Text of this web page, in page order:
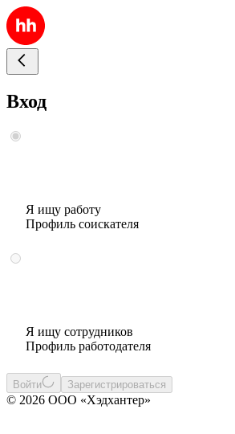
Вход
Я ищу работу
Профиль соискателя
Я ищу сотрудников
Профиль работодателя
Войти Зарегистрироваться
© 2026 ООО «Хэдхантер»